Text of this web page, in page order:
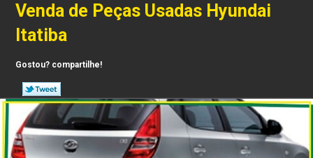
Venda de Peças Usadas Hyundai
Itatiba
Gostou? compartilhe!